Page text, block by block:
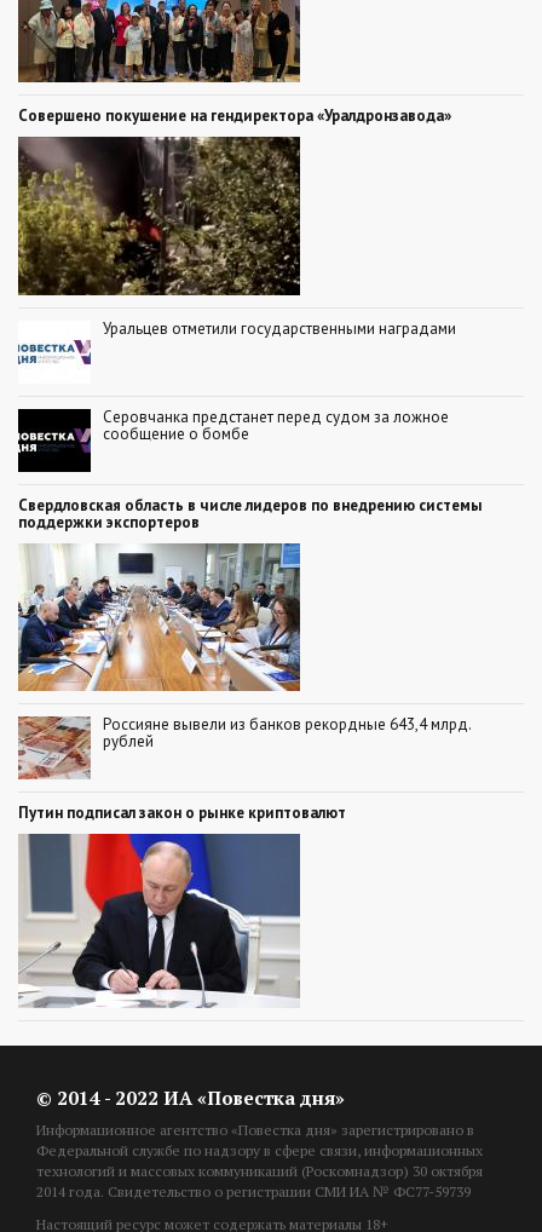
Совершено покушение на гендиректора «Уралдронзавода»
Уральцев отметили государственными наградами
Серовчанка предстанет перед судом за ложное
сообщение о бомбе
Свердловская область в числе лидеров по внедрению системы
поддержки экспортеров
Россияне вывели из банков рекордные 643,4 млрд.
рублей
Путин подписал закон о рынке криптовалют
© 2014 - 2022 ИА «Повестка дня»
Информационное агентство «Повестка дня» зарегистрировано в
Федеральной службе по надзору в сфере связи, информационных
технологий и массовых коммуникаций (Роскомнадзор) 30 октября
2014 года. Свидетельство о регистрации СМИ ИА № ФС77-59739
Настоящий ресурс может содержать материалы 18+